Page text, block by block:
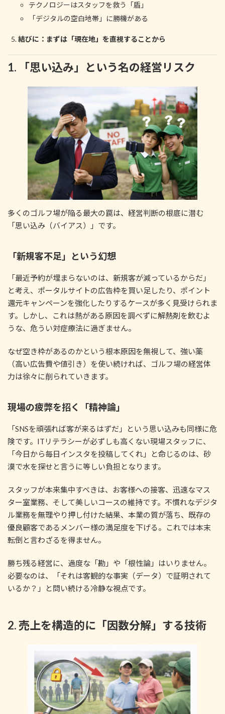
テクノロジーはスタッフを救う「盾」
「デジタルの空白地帯」に勝機がある
結びに：まずは「現在地」を直視することから
1. 「思い込み」という名の経営リスク
多くのゴルフ場が陥る最大の罠は、経営判断の根底に潜む
「思い込み（バイアス）」です。
「新規客不足」という幻想
「最近予約が埋まらないのは、新規客が減っているからだ」
と考え、ポータルサイトの広告枠を買い足したり、ポイント
還元キャンペーンを強化したりするケースが多く見受けられま
す。しかし、これは熱がある原因を調べずに解熱剤を飲むよ
うな、危うい対症療法に過ぎません。
なぜ空き枠があるのかという根本原因を無視して、強い薬
（高い広告費や値引き）を使い続ければ、ゴルフ場の経営体
力は徐々に削られていきます。
現場の疲弊を招く「精神論」
「SNSを頑張れば客が来るはずだ」という思い込みも同様に危
険です。ITリテラシーが必ずしも高くない現場スタッフに、
「今日から毎日インスタを投稿してくれ」と命じるのは、砂
漠で水を探せと言うに等しい負担となります。
スタッフが本来集中すべきは、お客様への接客、迅速なマス
ター室業務、そして美しいコースの維持です。不慣れなデジタ
ル業務を無理やり押し付けた結果、本業の質が落ち、既存の
優良顧客であるメンバー様の満足度を下げる。これでは本末
転倒と言わざるを得ません。
勝ち残る経営に、過度な「勘」や「根性論」はいりません。
必要なのは、「それは客観的な事実（データ）で証明されて
いるか？」と問い続ける冷静な視点です。
2. 売上を構造的に「因数分解」する技術